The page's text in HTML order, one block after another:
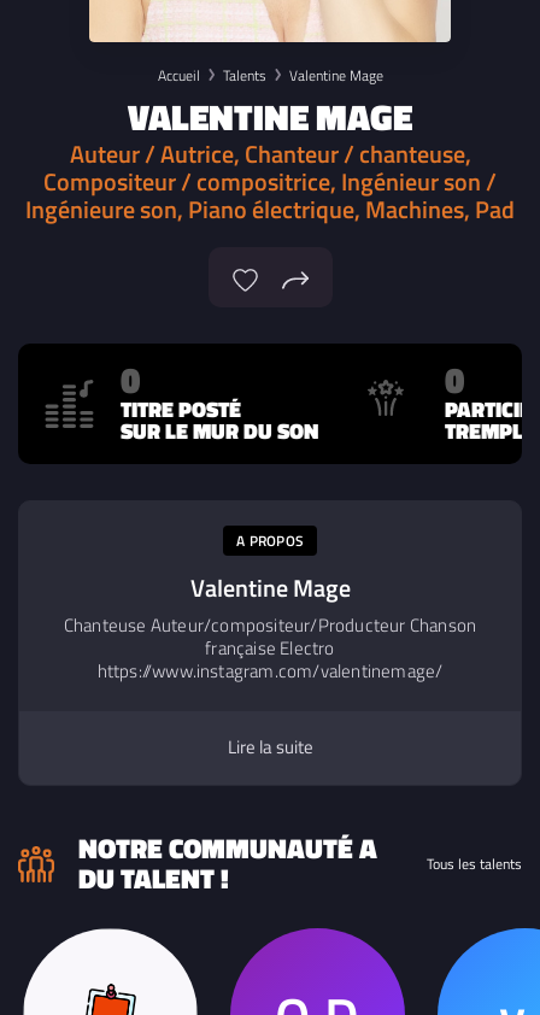
Accueil Talents Valentine Mage
VALENTINE MAGE
Auteur / Autrice, Chanteur / chanteuse,
Compositeur / compositrice, Ingénieur son /
Ingénieure son, Piano électrique, Machines, Pad
0
TITRE POSTÉ
SUR LE MUR DU SON
0
A PROPOS
Valentine Mage
Chanteuse Auteur/compositeur/Producteur Chanson
française Electro
https://www.instagram.com/valentinemage/
Lire la suite
NOTRE COMMUNAUTÉ A
DU TALENT ! Tous les talents